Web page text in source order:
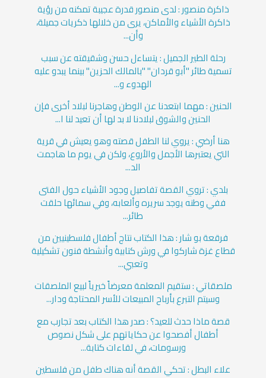
ذاكرة منصور : لدى منصور قدرة عجيبة تمكنه من رؤية
ذاكرة الأشياء والأماكن، يرى من خلالها ذكريات جميلة،
وأن...
رحلة الطير الجميل : يتساءل حسن وشقيقته عن سبب
تسمية طائر "أبو قردان" "بالمالك الحزين" بينما يبدو عليه
الهدوء و...
الحنين : مهما ابتعدنا عن الوطن وهاجرنا لبلاد أخرى فإن
الحنين والشوق لبلادنا لا بد لها أن تعيد لنا ا...
هنا أرضي : يروي لنا الطفل قصته وهو يعيش في قرية
التي يعتبرها الأجمل والأروع، ولكن في يوم ما هاجمت
الد...
بلدي : تروي القصة تفاصيل وجود الأشياء حول الفتى
ففي وطنه يوجد سريره وألعابه، وفي سمائها حلقت
طائر...
فرقعة بو شار : هذا الكتاب نتاج أطفال فلسطينيين من
قطاع غزة شاركوا في ورش كتابية وأنشطة فنون تشكيلية
وتعبي...
ملصقاتي : ستقيم المعلمة معرضاً خيرياً لبيع الملصقات
وسيتم التبرع بأرباح المبيعات للأسر المحتاجة ودار...
قصة ماذا حدث للعيد؟ : صدر هذا الكتاب بعد تجارب مع
أطفال أفصحوا عن حكاياتهم على شكل نصوص
ورسومات، في لقاءات كتابة...
علاء البطل : تحكي القصة أنه هناك طفل من فلسطين